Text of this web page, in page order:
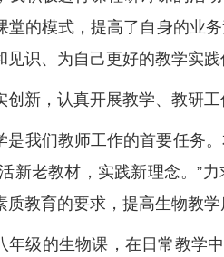
堂的模式，提高了自身的业
见识、为自己更好的教学实
创新，认真开展教学、教研工
是我们教师工作的首要任务
新老教材，实践新理念。”
质教育的要求，提高生物教
年级的生物课，在日常教学